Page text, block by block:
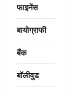
फाइनेंस
बायोग्राफी
बैंक
बॉलीवुड